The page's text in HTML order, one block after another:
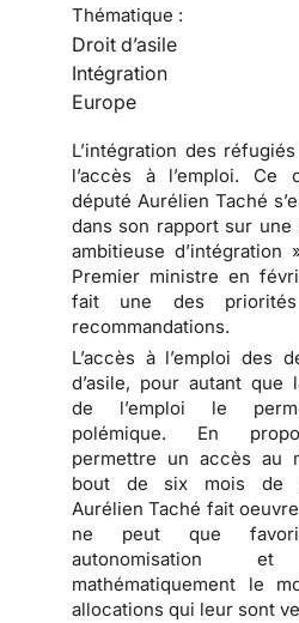
Thématique :
Droit d’asile
Intégration
Europe
L’intégration des
l’accès à l’emploi. Ce
député Aurélien Taché
dans son rapport sur une
ambitieuse d’intégration
Premier ministre en
fait une des
recommandations.
L’accès à l’emploi des
d’asile, pour autant que
de l’emploi le
polémique. En
permettre un accès au
bout de six mois de
Aurélien Taché fait
ne peut que
autonomisation
mathématiquement le
allocations qui leur sont